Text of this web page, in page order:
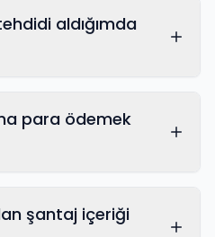
aldığımda
para ödemek
şantaj içeriği